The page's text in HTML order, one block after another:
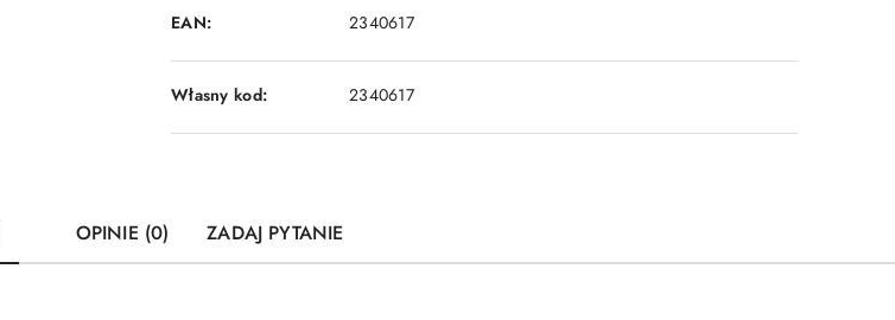
EAN: 2340617
Własny kod: 2340617
OPINIE (0) ZADAJ PYTANIE